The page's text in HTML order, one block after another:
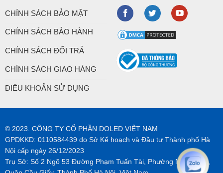
CHÍNH SÁCH BẢO MẬT
CHÍNH SÁCH BẢO HÀNH
CHÍNH SÁCH ĐỔI TRẢ
CHÍNH SÁCH GIAO HÀNG
ĐIỀU KHOẢN SỬ DỤNG
© 2023. CÔNG TY CỔ PHẦN DOLED VIỆT NAM
GPDKKD: 0110584439 do Sở Kế hoạch và Đầu tư Thành phố Hà
Nội cấp ngày 26/12/2023
Trụ Sở: Số 2 Ngõ 53 Đường Phạm Tuấn Tài, Phường Nghĩa Tân,